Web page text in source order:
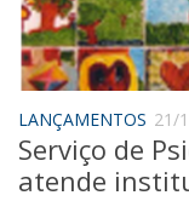
LANÇAMENTOS 21/
Serviço de
atende